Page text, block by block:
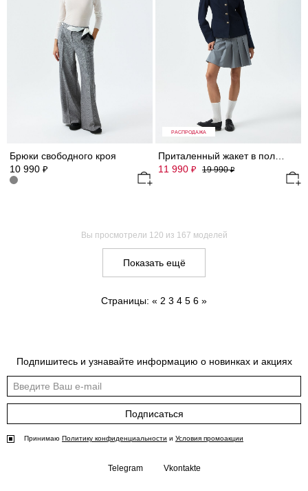
Брюки свободного кроя
10 990 ₽
РАСПРОДАЖА
11 990 ₽ 19 990₽
Вы просмотрели 120 из 167 моделей
Показать ещё
Страницы: « 2 3 4 5 6 »
Подпишитесь и узнавайте информацию о новинках и акциях
Подписаться
Принимаю Политику конфиденциальности и Условия промоакции
Telegram Vkontakte